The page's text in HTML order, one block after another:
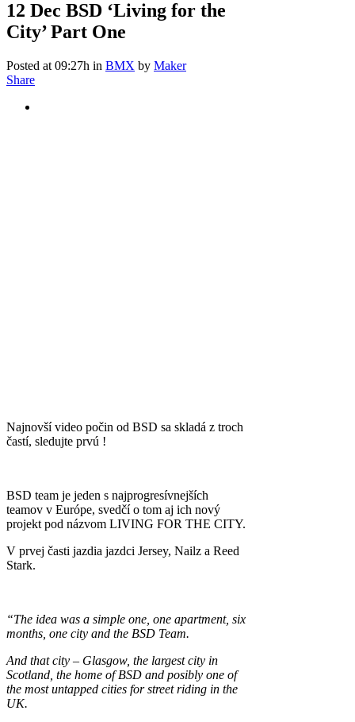
12 Dec BSD ‘Living for the
City’ Part One
Posted at 09:27h in BMX by Maker
Share
Najnovší video počin od BSD sa skladá z troch
častí, sledujte prvú !
BSD team je jeden s najprogresívnejších
teamov v Európe, svedčí o tom aj ich nový
projekt pod názvom LIVING FOR THE CITY.
V prvej časti jazdia jazdci Jersey, Nailz a Reed
Stark.
“The idea was a simple one, one apartment, six
months, one city and the BSD Team.
And that city – Glasgow, the largest city in
Scotland, the home of BSD and posibly one of
the most untapped cities for street riding in the
UK.